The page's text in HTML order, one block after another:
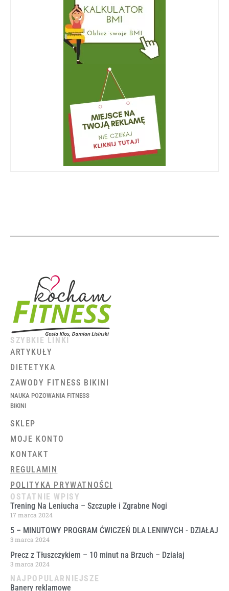
SZYBKIE LINKI
ARTYKUŁY
DIETETYKA
ZAWODY FITNESS BIKINI
NAUKA POZOWANIA FITNESS
BIKINI
SKLEP
MOJE KONTO
KONTAKT
REGULAMIN
POLITYKA PRYWATNOŚCI
OSTATNIE WPISY
Trening Na Leniucha – Szczupłe i Zgrabne Nogi
17 marca 2024
5 – MINUTOWY PROGRAM ĆWICZEŃ DLA LENIWYCH ​- DZIAŁAJ
3 marca 2024
Precz z Tłuszczykiem – 10 minut na Brzuch – Działaj
3 marca 2024
NAJPOPULARNIEJSZE
Banery reklamowe